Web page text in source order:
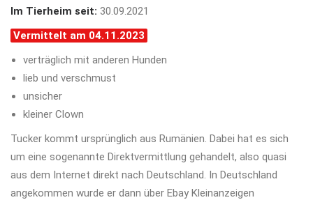
Im Tierheim seit: 30.09.2021
Vermittelt am 04.11.2023
verträglich mit anderen Hunden
lieb und verschmust
unsicher
kleiner Clown
Tucker kommt ursprünglich aus Rumänien. Dabei hat es sich
um eine sogenannte Direktvermittlung gehandelt, also quasi
aus dem Internet direkt nach Deutschland. In Deutschland
angekommen wurde er dann über Ebay Kleinanzeigen